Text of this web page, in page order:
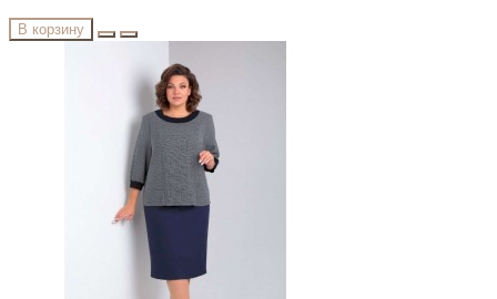
В корзину